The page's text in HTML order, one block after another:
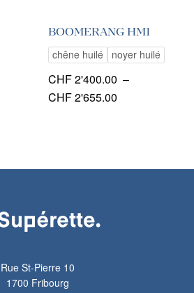
BOOMERANG HM1
chêne huilé
noyer huilé
CHF2'400.00 –
CHF2'655.00
à
Rue St-Pierre 10
1700 Fribourg